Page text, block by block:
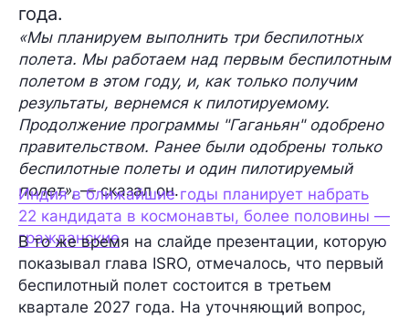
года.
«Мы планируем выполнить три беспилотных
полета. Мы работаем над первым беспилотным
полетом в этом году, и, как только получим
результаты, вернемся к пилотируемому.
Продолжение программы "Гаганьян" одобрено
правительством. Ранее были одобрены только
беспилотные полеты и один пилотируемый
полет», — сказал он.
Индия в ближайшие годы планирует набрать
22 кандидата в космонавты, более половины —
гражданские
В то же время на слайде презентации, которую
показывал глава ISRO, отмечалось, что первый
беспилотный полет состоится в третьем
квартале 2027 года. На уточняющий вопрос,